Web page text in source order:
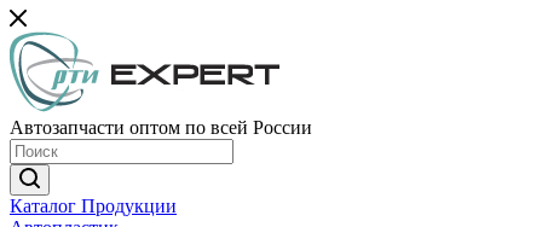
Автозапчасти оптом по всей России
Каталог Продукции